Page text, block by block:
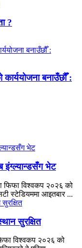
?
कार्ययोजना बनाउँछौँ :
इंग्ल्यान्डसँग भेट
फिफा विश्वकप २०२६ को
स्टेडियममा आइतबार ...
सुरक्षित
विश्वकप २०२६ को